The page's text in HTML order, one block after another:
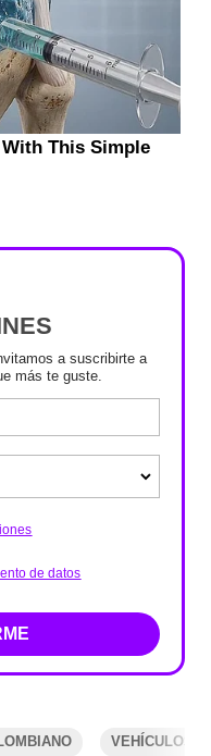
a suscribirte a
más te guste.
de datos
VEHÍCULOS